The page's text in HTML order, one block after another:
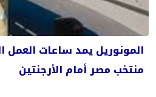
المونوريل يمد ساعات العمل
منتخب مصر أمام الأرجنتين